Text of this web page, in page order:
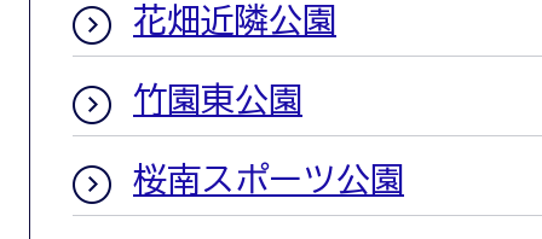
花畑近隣公園
竹園東公園
桜南スポーツ公園